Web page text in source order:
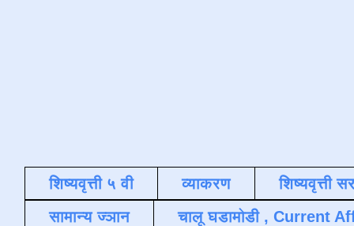
शिष्यवृत्ती ५ वी व्याकरण
शिष्यवृत्ती
सामान्य ज्ञान
चालू घडामोडी , Current